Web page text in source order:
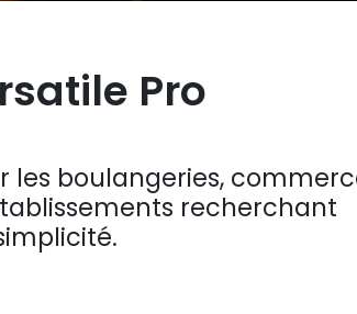
Pro
les boulangeries,
recherchant